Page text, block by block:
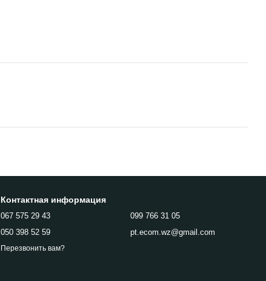
Контактная информация
067 575 29 43
050 398 52 59
Перезвонить вам?
099 766 31 05
pt.ecom.wz@gmail.com